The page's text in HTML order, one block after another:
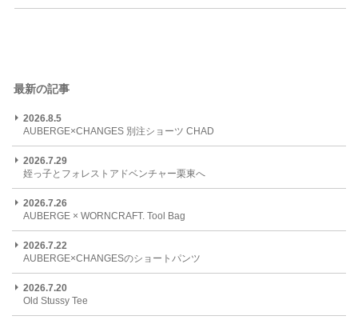
最新の記事
2026.8.5
AUBERGE×CHANGES 別注ショーツ CHAD
2026.7.29
姪っ子とフォレストアドベンチャー栗東へ
2026.7.26
AUBERGE × WORNCRAFT. Tool Bag
2026.7.22
AUBERGE×CHANGESのショートパンツ
2026.7.20
Old Stussy Tee